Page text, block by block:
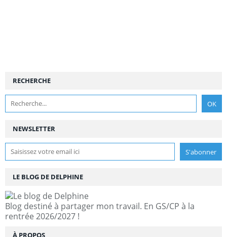
NEWSLETTER
RECHERCHE
LE BLOG DE DELPHINE
Blog destiné à partager mon travail. En GS/CP à la
rentrée 2026/2027 !
À PROPOS